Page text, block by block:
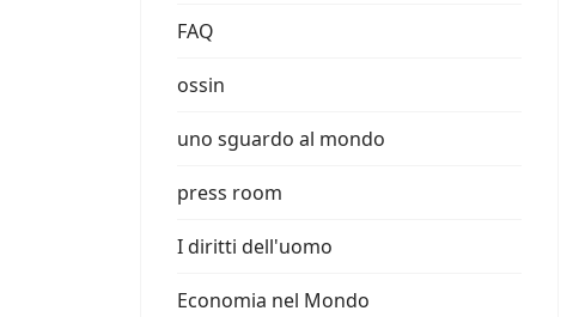
FAQ
ossin
uno sguardo al mondo
press room
I diritti dell'uomo
Economia nel Mondo